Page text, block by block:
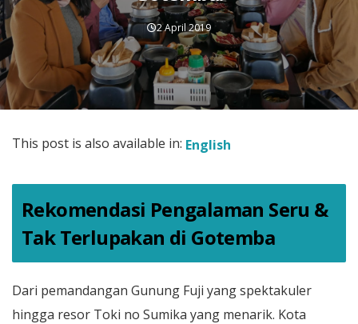
2 April 2019
This post is also available in: English
Rekomendasi Pengalaman Seru &
Tak Terlupakan di Gotemba
Dari pemandangan Gunung Fuji yang spektakuler
hingga resor Toki no Sumika yang menarik. Kota